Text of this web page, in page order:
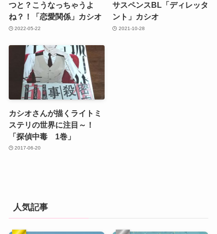
つと？こうなっちゃうよ
ね？！「恋愛関係」カシオ
2022-05-22
サスペンスBL「ディレッタ
ント」カシオ
2021-10-28
カシオさんが描くライトミ
ステリの世界に注目～！
「探偵中毒 1巻」
2017-06-20
人気記事